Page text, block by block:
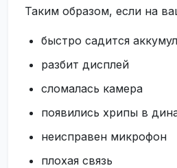
Таким образом, если на
быстро садится
разбит дисплей
сломалась камера
появились хрипы в
неисправен микрофон
плохая связь